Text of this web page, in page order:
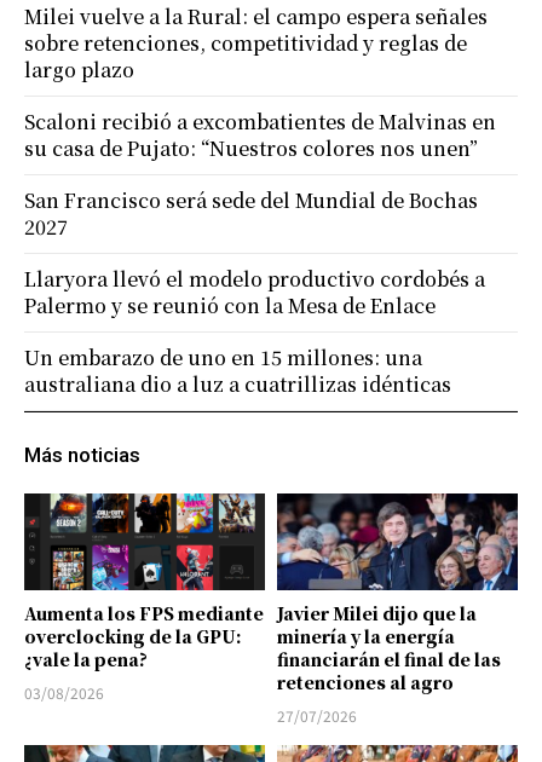
Más noticias
Aumenta los FPS mediante
overclocking de la GPU:
¿vale la pena?
03/08/2026
Javier Milei dijo que la
minería y la energía
financiarán el final de las
retenciones al agro
27/07/2026
Milei vuelve a la Rural: el campo espera señales
sobre retenciones, competitividad y reglas de
largo plazo
Scaloni recibió a excombatientes de Malvinas en
su casa de Pujato: “Nuestros colores nos unen”
San Francisco será sede del Mundial de Bochas
2027
Llaryora llevó el modelo productivo cordobés a
Palermo y se reunió con la Mesa de Enlace
Un embarazo de uno en 15 millones: una
australiana dio a luz a cuatrillizas idénticas